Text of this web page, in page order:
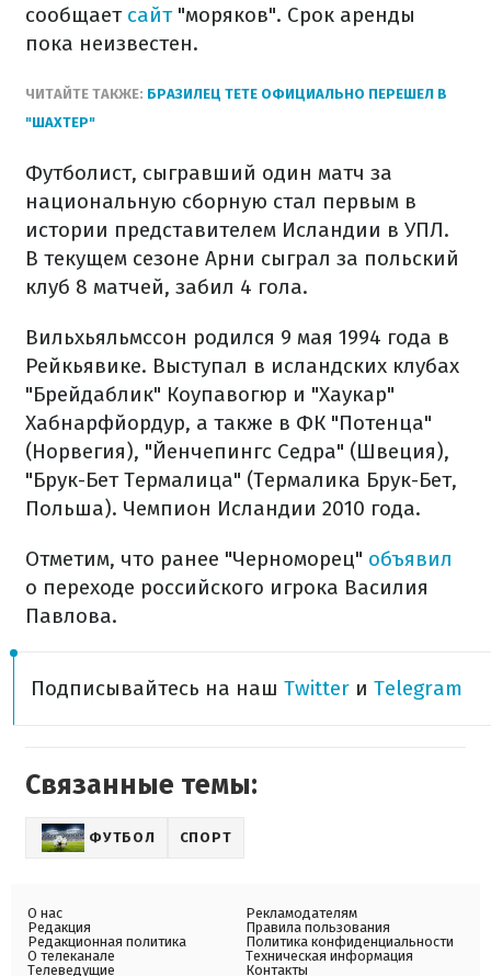
сообщает сайт"моряков". Срок аренды
пока неизвестен.
ЧИТАЙТЕ ТАКЖЕ: БРАЗИЛЕЦ ТЕТЕ ОФИЦИАЛЬНО ПЕРЕШЕЛ В
"ШАХТЕР"
Футболист, сыгравший один матч за
национальную сборную стал первым в
истории представителем Исландии в УПЛ.
В текущем сезоне Арни сыграл за польский
клуб 8 матчей, забил 4 гола.
Вильхьяльмссон родился 9 мая 1994 года в
Рейкьявике. Выступал в исландских клубах
"Брейдаблик" Коупавогюр и "Хаукар"
Хабнарфйордур, а также в ФК "Потенца"
(Норвегия), "Йенчепингс Седра" (Швеция),
"Брук-Бет Термалица" (Термалика Брук-Бет,
Польша). Чемпион Исландии 2010 года.
Отметим, что ранее "Черноморец" объявил
о переходе российского игрока Василия
Павлова.
Подписывайтесь на наш Twitter и Telegram
Связанные темы:
ФУТБОЛ СПОРТ
О нас
Редакция
Редакционная политика
О телеканале
Телеведущие
Рекламодателям
Правила пользования
Политика конфиденциальности
Техническая информация
Контакты